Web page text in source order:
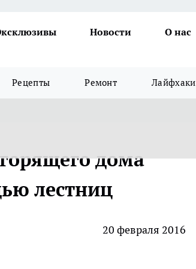
Новости
О нас
Рецепты Ремонт Лайфхаки
дома
лестниц
20 февраля 2016